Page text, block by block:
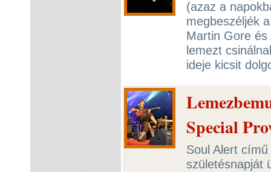
(azaz a
megbeszéljék
Martin Gore
lemezt
ideje kicsit
Special
Soul Alert
születésnapját